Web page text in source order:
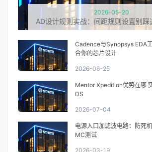
2026-05-20
AD设计规则实战：间距规则设置别踩
Cadence与Synopsys EDA
合你的芯片设计
2026-06-25
Mentor Xpedition优势在哪
DS
2026-07-04
电源入口加滤波电路：防死
MC测试
2026-03-19